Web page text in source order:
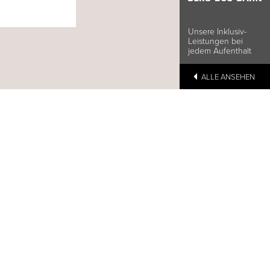
Unsere Inklusiv-
Leistungen bei
jedem Aufenthalt
ALLE ANSEHEN